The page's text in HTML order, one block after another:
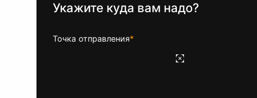
Укажите куда вам надо?
Точка отправления*